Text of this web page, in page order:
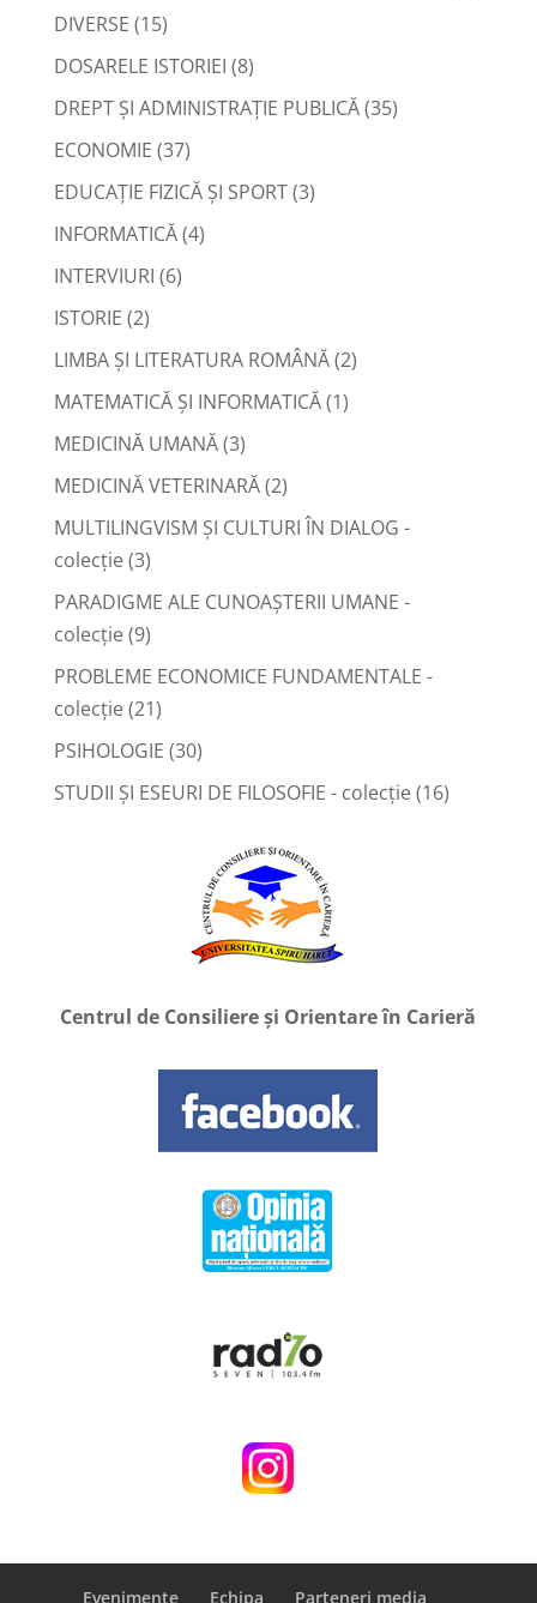
DIVERSE (15)
DOSARELE ISTORIEI (8)
DREPT ŞI ADMINISTRAŢIE PUBLICĂ(35)
ECONOMIE (37)
EDUCAŢIE FIZICĂ ŞI SPORT(3)
INFORMATICĂ(4)
INTERVIURI (6)
ISTORIE (2)
LIMBA ŞI LITERATURA ROMÂNĂ(2)
MATEMATICĂ ŞI INFORMATICĂ(1)
MEDICINĂ UMANĂ(3)
MEDICINĂ VETERINARĂ(2)
MULTILINGVISM ȘI CULTURI ÎN DIALOG -
colecție(3)
PARADIGME ALE CUNOAȘTERII UMANE -
colecție(9)
PROBLEME ECONOMICE FUNDAMENTALE -
colecție(21)
PSIHOLOGIE (30)
STUDII ȘI ESEURI DE FILOSOFIE - colecție(16)
Centrul de Consiliere și Orientare în Carieră
Evenimente Echipa Parteneri media